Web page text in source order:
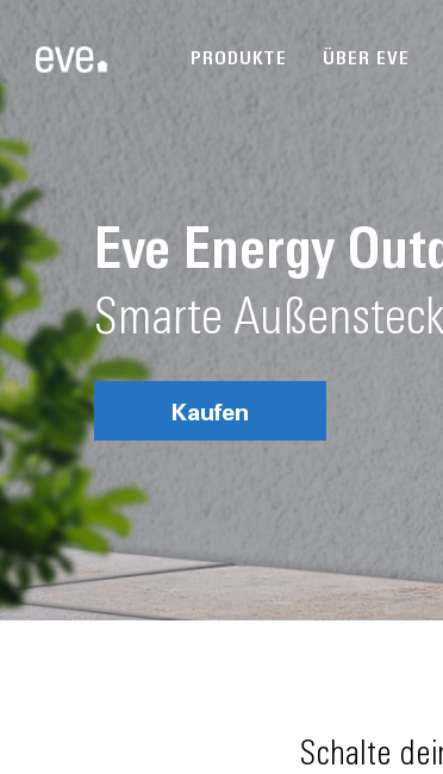
PRODUKTE ÜBER EVE
Eve Energy
Smarte
Kaufen
Schalte